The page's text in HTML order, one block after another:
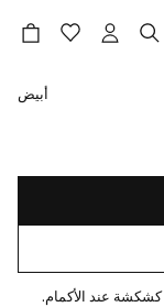
أبيض
كشكشة عند الأكمام.